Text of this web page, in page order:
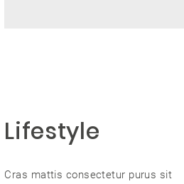
Lifestyle
Cras mattis consectetur purus sit